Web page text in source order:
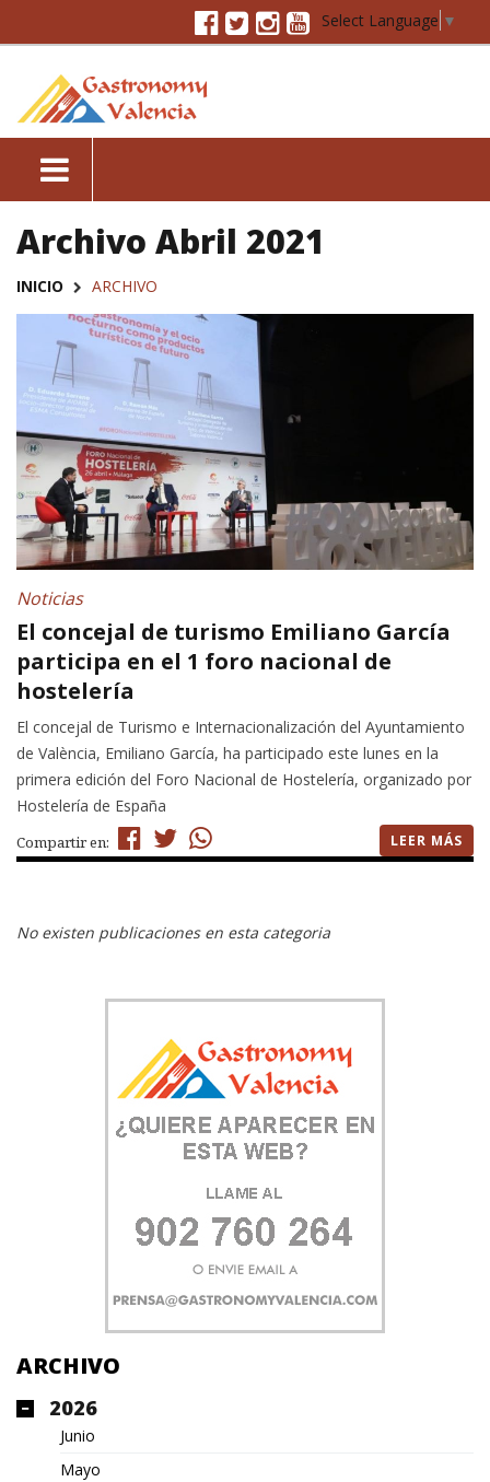
Select Language ▼
Archivo Abril 2021
INICIO ARCHIVO
Noticias
El concejal de turismo Emiliano García
participa en el 1 foro nacional de
hostelería
El concejal de Turismo e Internacionalización del Ayuntamiento
de València, Emiliano García, ha participado este lunes en la
primera edición del Foro Nacional de Hostelería, organizado por
Hostelería de España
Compartir en: LEER MÁS
No existen publicaciones en esta categoria
ARCHIVO
2026
Junio
Mayo